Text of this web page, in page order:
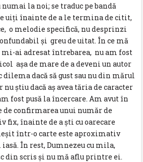
la noi; se traduc pe bandă
uiți înainte de a le termina de citit,
o melodie specifică, nu desprinzi
și greu de uitat. În ce mă
mi-ai adresat întrebarea, nu am fost
așa de mare de a deveni un autor
dilema dacă să gust sau nu din mărul
știu dacă aș avea tăria de caracter
fost pusă la încercare. Am avut în
de confirmarea unui număr de
fix, înainte de a ști cu oarecare
într-o carte este aproximativ
În rest, Dumnezeu cu mila,
scris și nu mă aflu printre ei.